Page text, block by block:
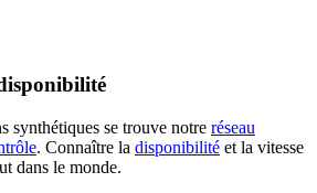
synthétiques se trouve notre réseau
. Connaître la disponibilité et la vitesse
dans le monde.